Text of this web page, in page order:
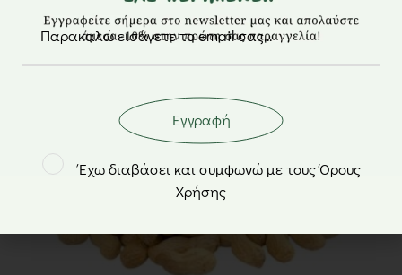
Εγγραφή
Έχω διαβάσει και συμφωνώ με τους Όρους
Χρήσης